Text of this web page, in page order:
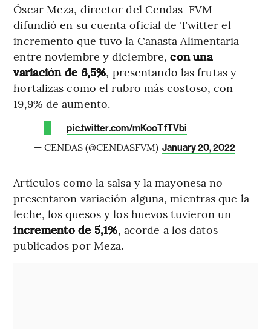
Óscar Meza, director del Cendas-FVM
difundió en su cuenta oficial de Twitter el
incremento que tuvo la Canasta Alimentaria
entre noviembre y diciembre,con una
variación de 6,5%, presentando las frutas y
hortalizas como el rubro más costoso, con
19,9% de aumento.
pic.twitter.com/mKooTfTVbi
— CENDAS (@CENDASFVM) January 20, 2022
Artículos como la salsa y la mayonesa no
presentaron variación alguna, mientras que la
leche, los quesos y los huevos tuvieron un
incremento de 5,1%, acorde a los datos
publicados por Meza.